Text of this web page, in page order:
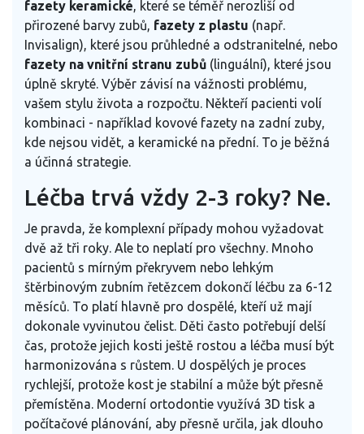
fazety keramické, které se téměř nerozliší od
přirozené barvy zubů, fazety z plastu (např.
Invisalign), které jsou průhledné a odstranitelné, nebo
fazety na vnitřní stranu zubů (linguální), které jsou
úplně skryté. Výběr závisí na vážnosti problému,
vašem stylu života a rozpočtu. Někteří pacienti volí
kombinaci - například kovové fazety na zadní zuby,
kde nejsou vidět, a keramické na přední. To je běžná
a účinná strategie.
Léčba trvá vždy 2-3 roky? Ne.
Je pravda, že komplexní případy mohou vyžadovat
dvě až tři roky. Ale to neplatí pro všechny. Mnoho
pacientů s mírným překryvem nebo lehkým
štěrbinovým zubním řetězcem dokončí léčbu za 6-12
měsíců. To platí hlavně pro dospělé, kteří už mají
dokonale vyvinutou čelist. Děti často potřebují delší
čas, protože jejich kosti ještě rostou a léčba musí být
harmonizována s růstem. U dospělých je proces
rychlejší, protože kost je stabilní a může být přesně
přemístěna. Moderní ortodontie využívá 3D tisk a
počítačové plánování, aby přesně určila, jak dlouho